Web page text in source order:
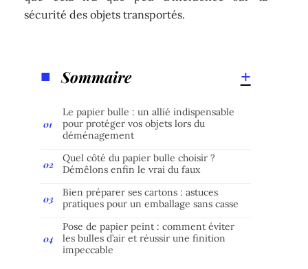
sécurité des objets transportés.
Sommaire
Le papier bulle : un allié indispensable
pour protéger vos objets lors du
déménagement
Quel côté du papier bulle choisir ?
Démêlons enfin le vrai du faux
Bien préparer ses cartons : astuces
pratiques pour un emballage sans casse
Pose de papier peint : comment éviter
les bulles d’air et réussir une finition
impeccable